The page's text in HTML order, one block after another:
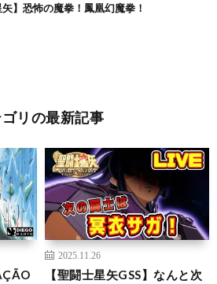
矢】恐怖の魔拳！鳳凰幻魔拳！
ゴリの最新記事
2025.11.26
【聖闘士星矢GSS】なんと次